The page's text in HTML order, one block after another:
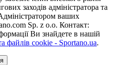
заходів адміністратора та
ваших
Sp. z o.o. Контакт:
Ви знайдете в нашій
файлів cookie - Sportano.ua.